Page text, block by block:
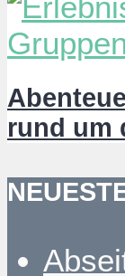
rund um